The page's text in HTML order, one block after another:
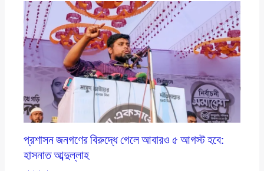
প্রশাসন জনগণের বিরুদ্ধে গেলে আবারও ৫ আগস্ট হবে:
হাসনাত আব্দুল্লাহ